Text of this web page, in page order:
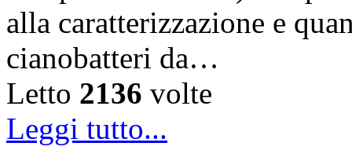
alla caratterizzazione e
cianobatteri da…
Letto 2136 volte
Leggi tutto...